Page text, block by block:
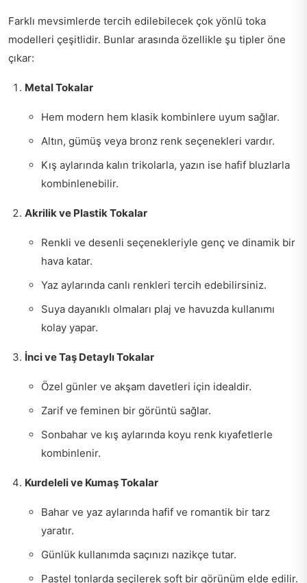
Farklı mevsimlerde tercih edilebilecek çok yönlü toka
modelleri çeşitlidir. Bunlar arasında özellikle şu tipler öne
çıkar:
Metal Tokalar
Hem modern hem klasik kombinlere uyum sağlar.
Altın, gümüş veya bronz renk seçenekleri vardır.
Kış aylarında kalın trikolarla, yazın ise hafif bluzlarla
kombinlenebilir.
Akrilik ve Plastik Tokalar
Renkli ve desenli seçenekleriyle genç ve dinamik bir
hava katar.
Yaz aylarında canlı renkleri tercih edebilirsiniz.
Suya dayanıklı olmaları plaj ve havuzda kullanımı
kolay yapar.
İnci ve Taş Detaylı Tokalar
Özel günler ve akşam davetleri için idealdir.
Zarif ve feminen bir görüntü sağlar.
Sonbahar ve kış aylarında koyu renk kıyafetlerle
kombinlenir.
Kurdeleli ve Kumaş Tokalar
Bahar ve yaz aylarında hafif ve romantik bir tarz
yaratır.
Günlük kullanımda saçınızı nazikçe tutar.
Pastel tonlarda seçilerek soft bir görünüm elde edilir.